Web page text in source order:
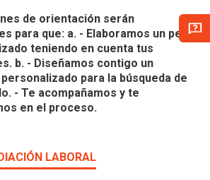
de orientación serán
para que: a. - Elaboramos un perfil
teniendo en cuenta tus
b. - Diseñamos contigo un
para la búsqueda de
- Te acompañamos y te
en el proceso.
LABORAL